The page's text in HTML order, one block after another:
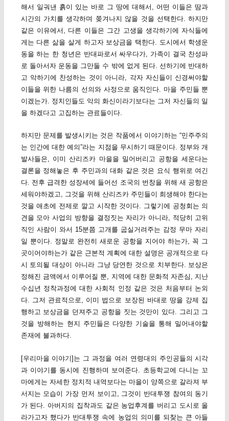
해서 일궈낸 흙이 있는 바로 그 땅에 대해서, 어떤 이들은 땀과
시간의 가치를 생각하며 쫒겨나지 않을 것을 선택한다. 하지만
같은 이유에서, 다른 이들은 그간 고생을 생각하기에 자식들에
게는 다른 삶을 살게 하고자 보상금을 택한다. 도시에서 학생운
동을 하는 한 청년은 반대파로서 싸우다가, 가족이 결국 찬성파
로 돌아서자 운동을 그만둘 수 밖에 없게 된다. 선하기에 반대하
고 악하기에 찬성하는 것이 아니라, 각자 자신들이 신경써야할
이들을 위한 나름의 선의와 사정으로 움직인다. 마을 주민들 뿐
이겠는가. 정치인들도 악의 화신이라기보다는 그저 자신들의 일
을 하겠다고 고집하는 관료들이다.
하지만 문제를 발생시키는 것은 작품에서 이야기하는 “민주주의
는 인간에 대한 예의”라는 지점을 무시하기 때문이다. 정부와 개
발사들은, 이미 산리즈카 마을을 밀어버리고 공항을 세운다는
결론을 정해놓은 후 주민과의 대화 같은 것은 요식 행위로 여긴
다. 전후 급격한 성장세에 들어선 조국의 번창을 위해 새 공항은
세워야하겠고, 그것을 위해 산리즈카 주민들이 희생해야 한다는
것을 애초에 전제로 깔고 시작한 것이다. 그렇기에 공청회는 의
견을 모아 사업의 방향을 결정짓는 자리가 아니라, 적당히 고위
직인 사람이 와서 15분쯤 고개를 굽실거려주는 감정 무마 자리
일 뿐이다. 정말로 완전히 새로운 공항을 지어야 하는가, 꼭 그
곳이어야하는가 같은 근본적 계획에 대한 설명은 공개적으로 다
시 토의될 대상이 아니라 그냥 당연한 것으로 치부한다. 보상은
정해진 금액에서 이루어질 뿐, 지역에 대한 문화적 자존심, 지난
수십년 정착과정에 대한 사회적 인정 같은 것은 처음부터 논외
다. 그저 관료적으로, 이미 법으로 보장된 바대로 땅을 강제 집
행하고 보상금을 던져주고 공항을 짓는 것만이 있다. 그리고 그
것을 방해하는 현지 주민들은 다양한 기술을 통해 밀어내야할
존재에 불과하다.
[우리마을 이야기]는 그 과정을 여러 연령대의 주인공들의 시각
과 이야기를 동시에 진행하며 보여준다. 초등학교에 다니는 꼬
마에게는 자세한 정치적 내역보다는 마을이 양쪽으로 갈라져 부
서지는 모습이 가장 먼저 보이고, 그것이 반대투쟁 참여의 동기
가 된다. 아버지의 집착과도 같은 농업후계를 버리고 도시로 올
라가고자 했다가 반대투쟁 속에 농업의 의미를 되찾는 큰 아들